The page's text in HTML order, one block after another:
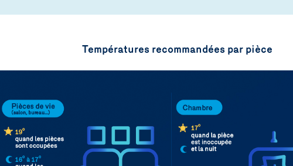
Températures recommandées par pièce